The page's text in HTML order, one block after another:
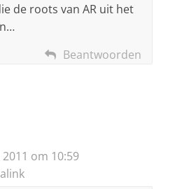
de roots van AR uit het
Beantwoorden
om 10:59